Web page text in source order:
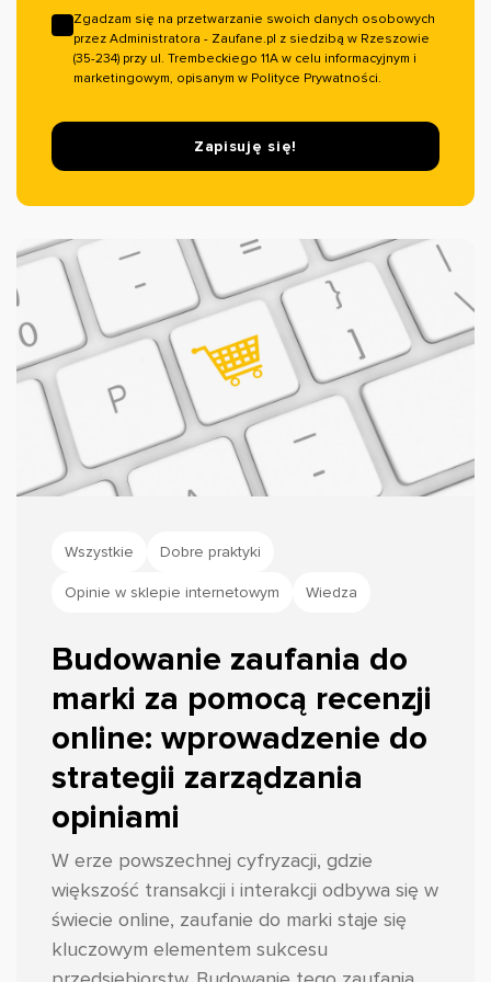
Zgadzam się na przetwarzanie swoich danych osobowych
przez Administratora - Zaufane.pl z siedzibą w Rzeszowie
(35-234) przy ul. Trembeckiego 11A w celu informacyjnym i
marketingowym, opisanym w Polityce Prywatności.
Zapisuję się!
Wszystkie Dobre praktyki
Opinie w sklepie internetowym Wiedza
Budowanie zaufania do
marki za pomocą recenzji
online: wprowadzenie do
strategii zarządzania
opiniami
W erze powszechnej cyfryzacji, gdzie
większość transakcji i interakcji odbywa się w
świecie online, zaufanie do marki staje się
kluczowym elementem sukcesu